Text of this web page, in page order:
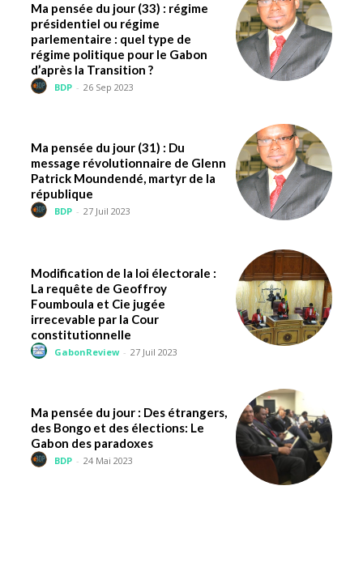
Ma pensée du jour (33) : régime
présidentiel ou régime
parlementaire : quel type de
régime politique pour le Gabon
d’après la Transition ?
BDP - 26 Sep 2023
Ma pensée du jour (31) : Du
message révolutionnaire de Glenn
Patrick Moundendé, martyr de la
république
BDP - 27 Juil 2023
Modification de la loi électorale :
La requête de Geoffroy
Foumboula et Cie jugée
irrecevable par la Cour
constitutionnelle
GabonReview - 27 Juil 2023
Ma pensée du jour : Des étrangers,
des Bongo et des élections: Le
Gabon des paradoxes
BDP - 24 Mai 2023